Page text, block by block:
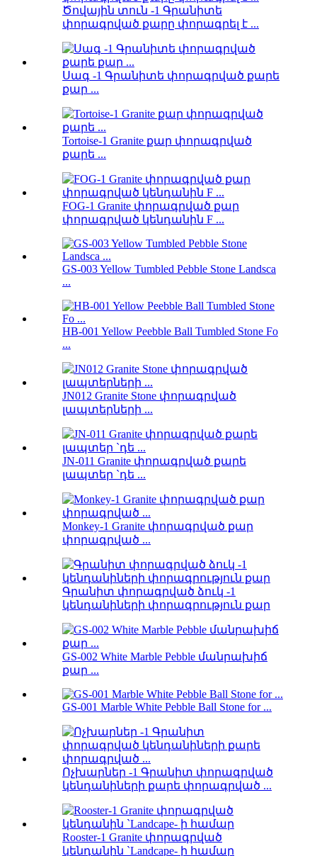
Ծովային տուն -1 Գրանիտե
փորագրված քարը փորագրել է ...
Սագ -1 Գրանիտե փորագրված քարե
քար ...
Tortoise-1 Granite քար փորագրված
քարե ...
FOG-1 Granite փորագրված քար
փորագրված կենդանին F ...
GS-003 Yellow Tumbled Pebble Stone Landsca
...
HB-001 Yellow Peebble Ball Tumbled Stone Fo
...
JN012 Granite Stone փորագրված
լապտերների ...
JN-011 Granite փորագրված քարե
լապտեր `դե ...
Monkey-1 Granite փորագրված քար
փորագրված ...
Գրանիտ փորագրված ձուկ -1
կենդանիների փորագրություն քար
GS-002 White Marble Pebble մանրախիճ
քար ...
GS-001 Marble White Pebble Ball Stone for ...
Ոչխարներ -1 Գրանիտ փորագրված
կենդանիների քարե փորագրված ...
Rooster-1 Granite փորագրված
կենդանին `Landcape- ի համար